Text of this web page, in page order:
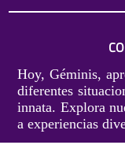
Hoy, Géminis,
diferentes
innata. Explora
a experiencias